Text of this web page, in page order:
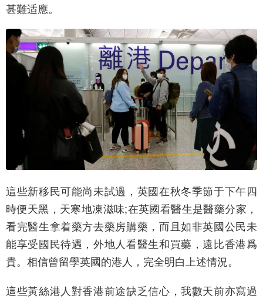
甚難适應。
這些新移民可能尚未試過，英國在秋冬季節于下午四
時便天黑，天寒地凍滋味;在英國看醫生是醫藥分家，
看完醫生拿着藥方去藥房購藥，而且如非英國公民未
能享受國民待遇，外地人看醫生和買藥，遠比香港爲
貴。相信曾留學英國的港人，完全明白上述情況。
這些黃絲港人對香港前途缺乏信心，我數天前亦寫過